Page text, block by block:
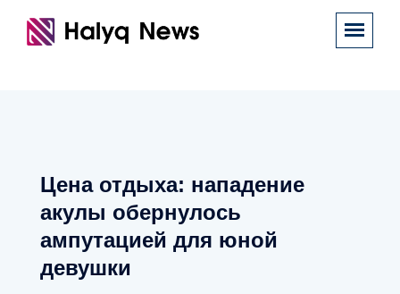
Цена отдыха: нападение
акулы обернулось
ампутацией для юной
девушки